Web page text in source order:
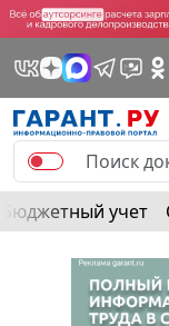
Бюджетный учет